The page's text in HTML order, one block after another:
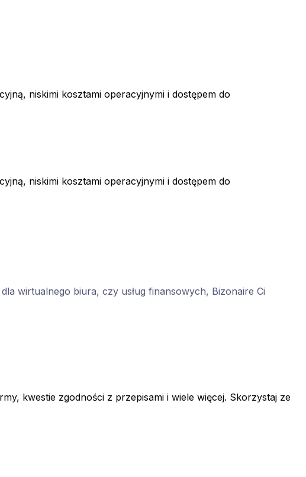
niskimi kosztami operacyjnymi i dostępem do
niskimi kosztami operacyjnymi i dostępem do
wirtualnego biura, czy usług finansowych, Bizonaire Ci
kwestie zgodności z przepisami i wiele więcej. Skorzystaj ze